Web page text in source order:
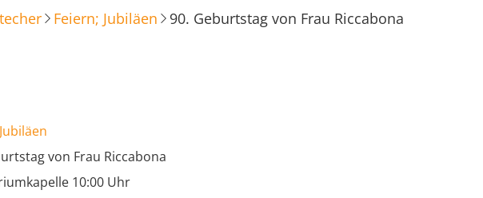
Feiern; Jubiläen 90. Geburtstag von Frau Riccabona
von Frau Riccabona
10:00 Uhr